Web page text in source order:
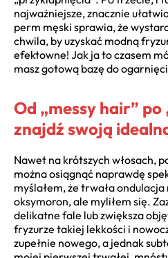
najważniejsze, znacznie
perm męski sprawia, że
chwila, by uzyskać modną
efektowne! Jak ja to czasem
masz gotową bazę do
Od „messy hair” po
znajdź swoją
Nawet na krótszych włosach,
można osiągnąć naprawdę
myślałem, że trwała
oksymoron, ale myliłem się.
delikatne fale lub zwiększa
fryzurze takiej lekkości i
zupełnie nowego, a jednak